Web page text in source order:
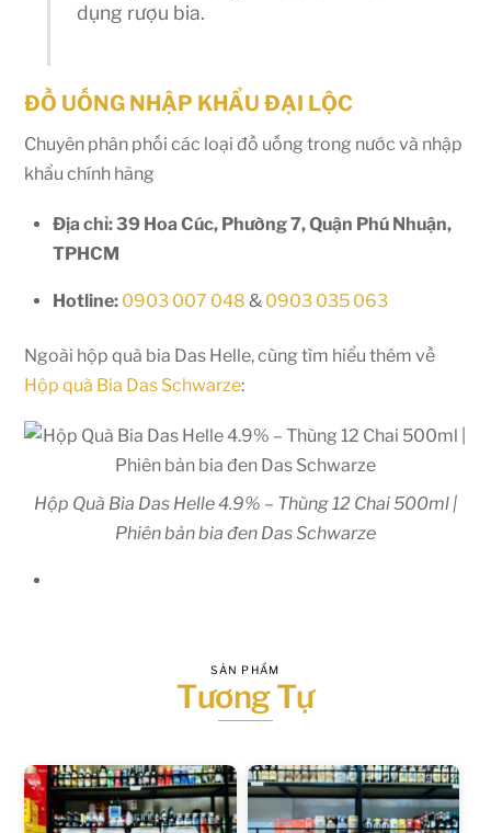
dụng rượu bia.
ĐỒ UỐNG NHẬP KHẨU ĐẠI LỘC
Chuyên phân phối các loại đồ uống trong nước và nhập
khẩu chính hãng
Địa chỉ: 39 Hoa Cúc, Phường 7, Quận Phú Nhuận,
TPHCM
Hotline: 0903 007 048 & 0903 035 063
Ngoài hộp quà bia Das Helle, cùng tìm hiểu thêm về
Hộp quà Bia Das Schwarze:
Hộp Quà Bia Das Helle 4.9% – Thùng 12 Chai 500ml |
Phiên bản bia đen Das Schwarze
SẢN PHẨM
Tương Tự